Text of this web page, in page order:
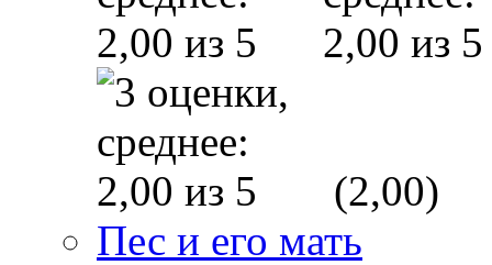
(2,00)
Пес и его мать